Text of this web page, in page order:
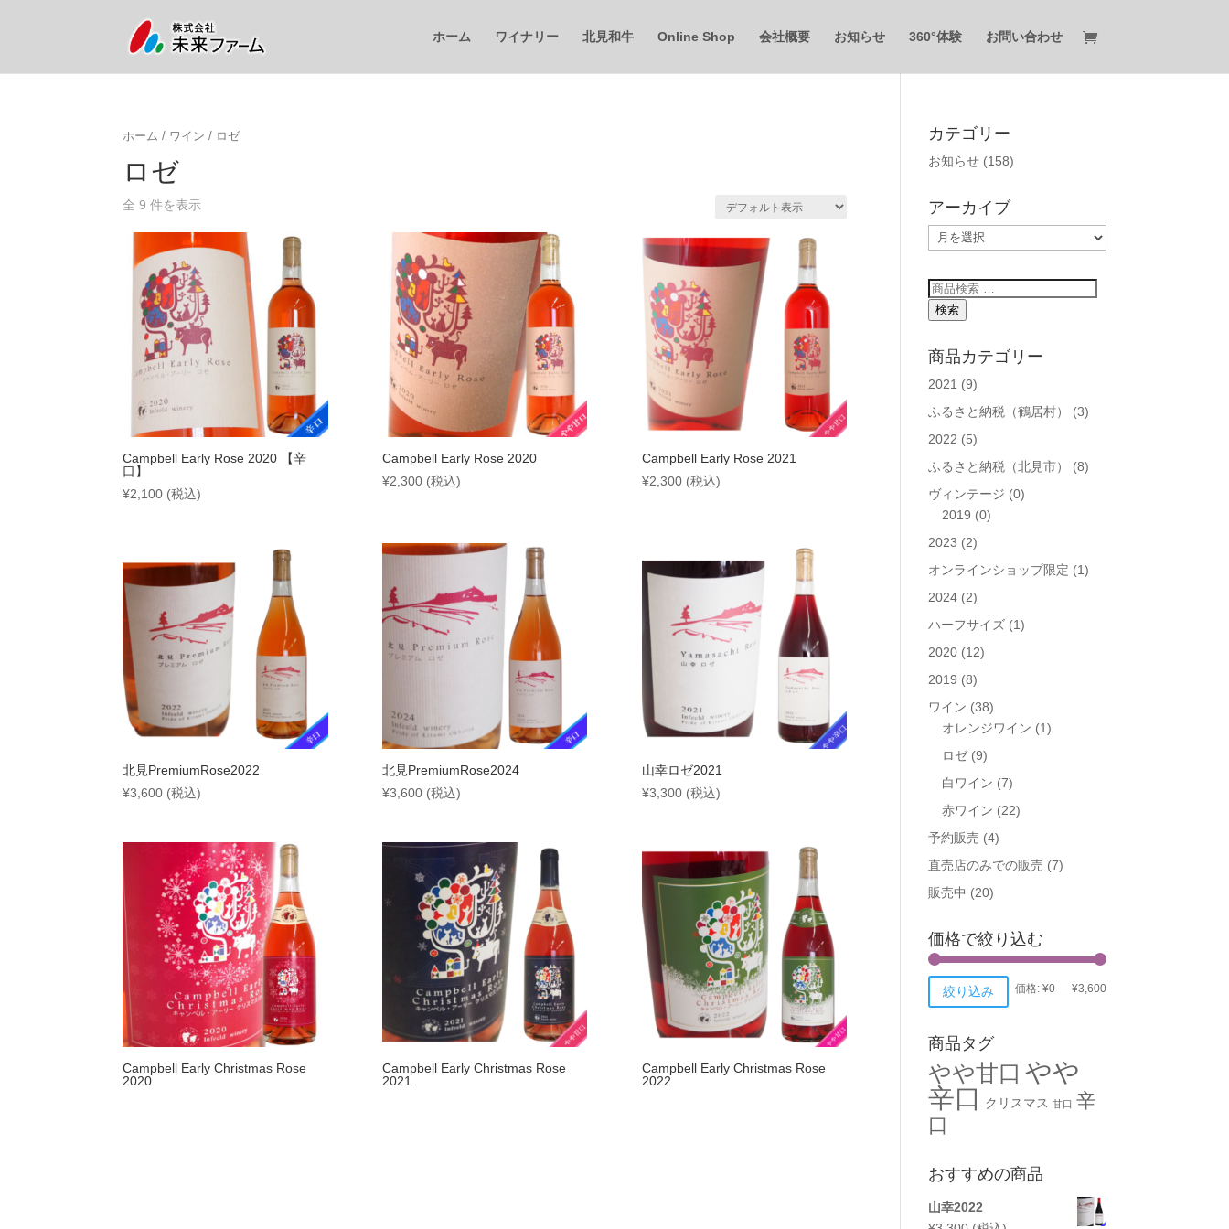
ホーム ワイナリー 北見和牛 Online Shop 会社概要 お知らせ 360°体験 お問い合わせ
ホーム / ワイン / ロゼ
ロゼ
全 9 件を表示
Campbell Early Rose 2020 【辛
口】
¥2,100 (税込)
Campbell Early Rose 2020
¥2,300 (税込)
Campbell Early Rose 2021
¥2,300 (税込)
北見PremiumRose2022
¥3,600 (税込)
北見PremiumRose2024
¥3,600 (税込)
山幸ロゼ2021
¥3,300 (税込)
Campbell Early Christmas Rose
2020
Campbell Early Christmas Rose
2021
Campbell Early Christmas Rose
2022
カテゴリー
お知らせ (158)
アーカイブ
ア
ー
カ
イ
ブ
検
索
象:
検索
商品カテゴリー
2021 (9)
ふるさと納税（鶴居村）
(3)
2022 (5)
ふるさと納税（北見市）
(8)
ヴィンテージ (0)
2019 (0)
2023 (2)
オンラインショップ限定 (1)
2024 (2)
ハーフサイズ (1)
2020 (12)
2019 (8)
ワイン (38)
オレンジワイン (1)
ロゼ (9)
白ワイン (7)
赤ワイン (22)
予約販売 (4)
直売店のみでの販売 (7)
販売中 (20)
価格で絞り込む
絞り込み 価格: ¥0— ¥3,600
商品タグ
やや甘口 やや
辛口
クリスマス 甘口 辛
口
おすすめの商品
山幸2022